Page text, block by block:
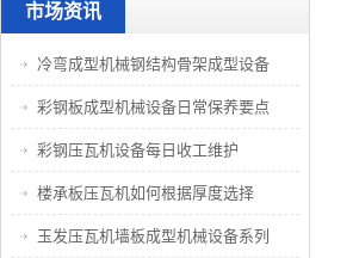
市场资讯
冷弯成型机械钢结构骨架成型设备
彩钢板成型机械设备日常保养要点
彩钢压瓦机设备每日收工维护
楼承板压瓦机如何根据厚度选择
玉发压瓦机墙板成型机械设备系列